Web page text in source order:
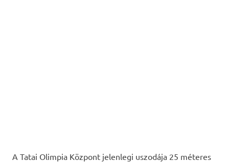
A Tatai Olimpia Központ jelenlegi uszodája 25 méteres